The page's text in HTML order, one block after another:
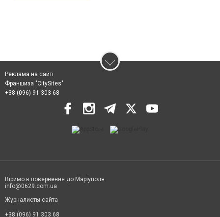
Реклама на сайті
Франшиза "CitySites"
+38 (096) 91 303 68
Віримо в повернення до Маріуполя
info@0629.com.ua
Журналисты сайта
+38 (096) 91 303 68